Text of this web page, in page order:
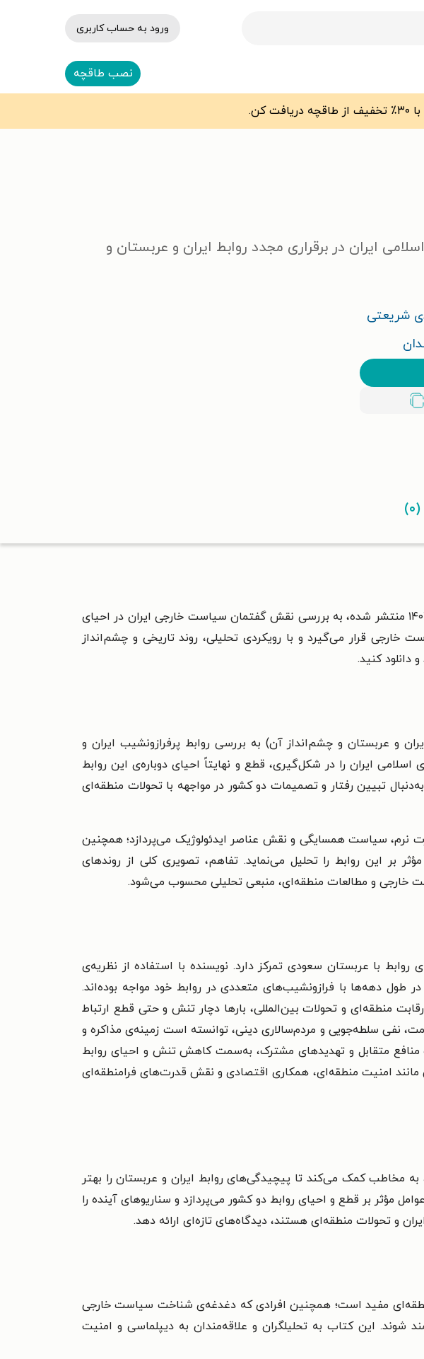
ورود به حساب کاربری
نصب طاقچه
ایران در برقراری مجدد روابط ایران و عربستان و
شریعتی
کتاب تفاهم نوشته سید امیرحسین میراحمدی شریعتی که توسط انتشارات ارشدان در سال ۱۴۰۳ منتشر شده، به بررسی نقش گفتمان سیاست خارجی ایران در احیای
قرار می‌گیرد و با رویکردی تحلیلی، روند تاریخی و چشم‌انداز
دانلود کنید.
و عربستان و چشم‌انداز آن) به بررسی روابط پرفرازونشیب ایران و
ایران را در شکل‌گیری، قطع و نهایتاً احیای دوباره‌ی این روابط
تبیین رفتار و تصمیمات دو کشور در مواجهه با تحولات منطقه‌ای
نرم، سیاست همسایگی و نقش عناصر ایدئولوژیک می‌پردازد؛ همچنین
بر این روابط را تحلیل می‌نماید. تفاهم، تصویری کلی از روندهای
خارجی و مطالعات منطقه‌ای، منبعی تحلیلی محسوب می‌شود.
با عربستان سعودی تمرکز دارد. نویسنده با استفاده از نظریه‌ی
طول دهه‌ها با فرازونشیب‌های متعددی در روابط خود مواجه بوده‌اند.
منطقه‌ای و تحولات بین‌المللی، بارها دچار تنش و حتی قطع ارتباط
نفی سلطه‌جویی و مردم‌سالاری دینی، توانسته است زمینه‌ی مذاکره و
منافع متقابل و تهدیدهای مشترک، به‌سمت کاهش تنش و احیای روابط
مانند امنیت منطقه‌ای، همکاری اقتصادی و نقش قدرت‌های فرامنطقه‌ای
مخاطب کمک می‌کند تا پیچیدگی‌های روابط ایران و عربستان را بهتر
مؤثر بر قطع و احیای روابط دو کشور می‌پردازد و سناریوهای آینده را
و تحولات منطقه‌ای هستند، دیدگاه‌های تازه‌ای ارائه دهد.
مفید است؛ همچنین افرادی که دغدغه‌ی شناخت سیاست خارجی
شوند. این کتاب به تحلیلگران و علاقه‌مندان به دیپلماسی و امنیت